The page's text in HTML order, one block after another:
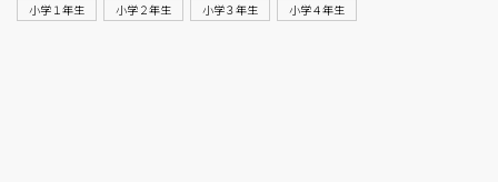
小学１年生 小学２年生 小学３年生 小学４年生